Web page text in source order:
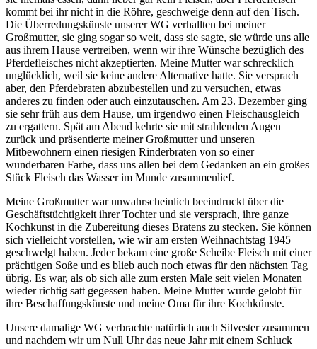
kommt bei ihr nicht in die Röhre, geschweige denn auf den Tisch.
Die Überredungskünste unserer WG verhallten bei meiner
Großmutter, sie ging sogar so weit, dass sie sagte, sie würde uns alle
aus ihrem Hause vertreiben, wenn wir ihre Wünsche bezüglich des
Pferdefleisches nicht akzeptierten. Meine Mutter war schrecklich
unglücklich, weil sie keine andere Alternative hatte. Sie versprach
aber, den Pferdebraten abzubestellen und zu versuchen, etwas
anderes zu finden oder auch einzutauschen. Am 23. Dezember ging
sie sehr früh aus dem Hause, um irgendwo einen Fleischausgleich
zu ergattern. Spät am Abend kehrte sie mit strahlenden Augen
zurück und präsentierte meiner Großmutter und unseren
Mitbewohnern einen riesigen Rinderbraten von so einer
wunderbaren Farbe, dass uns allen bei dem Gedanken an ein großes
Stück Fleisch das Wasser im Munde zusammenlief.
Meine Großmutter war unwahrscheinlich beeindruckt über die
Geschäftstüchtigkeit ihrer Tochter und sie versprach, ihre ganze
Kochkunst in die Zubereitung dieses Bratens zu stecken. Sie können
sich vielleicht vorstellen, wie wir am ersten Weihnachtstag 1945
geschwelgt haben. Jeder bekam eine große Scheibe Fleisch mit einer
prächtigen Soße und es blieb auch noch etwas für den nächsten Tag
übrig. Es war, als ob sich alle zum ersten Male seit vielen Monaten
wieder richtig satt gegessen haben. Meine Mutter wurde gelobt für
ihre Beschaffungskünste und meine Oma für ihre Kochkünste.
Unsere damalige WG verbrachte natürlich auch Silvester zusammen
und nachdem wir um Null Uhr das neue Jahr mit einem Schluck